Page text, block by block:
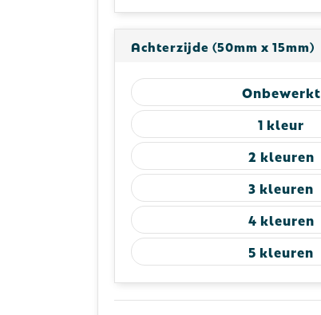
Achterzijde (50mm x 15mm)
Onbewerkt
1
2
3
4
5